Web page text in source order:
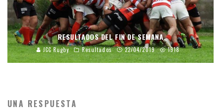
RESULTADOS DEL FIN DE SEMANA
JCC Rugby Resultados 22/04/2019 1918
UNA RESPUESTA